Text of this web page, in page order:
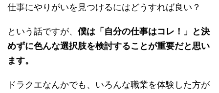
仕事にやりがいを見つけるにはどうすれば良い？
という話ですが、 僕は「自分の仕事はコレ！」と決
めずに色んな選択肢を検討することが重要だと思い
ます。
ドラクエなんかでも、いろんな職業を体験した方が